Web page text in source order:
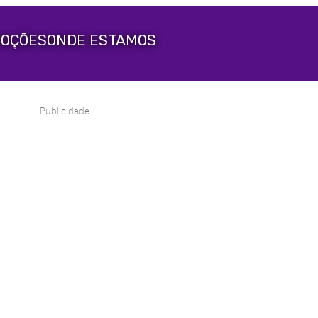
ONDE ESTAMOS
Publicidade